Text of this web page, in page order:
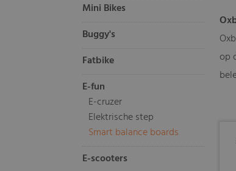
Mini Bikes
Buggy's
Fatbike
E-fun
E-cruzer
Elektrische step
Smart balance boards
E-scooters
op